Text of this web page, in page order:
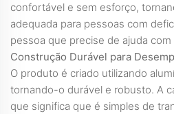
confortável e sem esforço,
adequada para pessoas com
pessoa que precise de ajuda com
Construção Durável para
O produto é criado utilizando
tornando-o durável e robusto. A
que significa que é simples de